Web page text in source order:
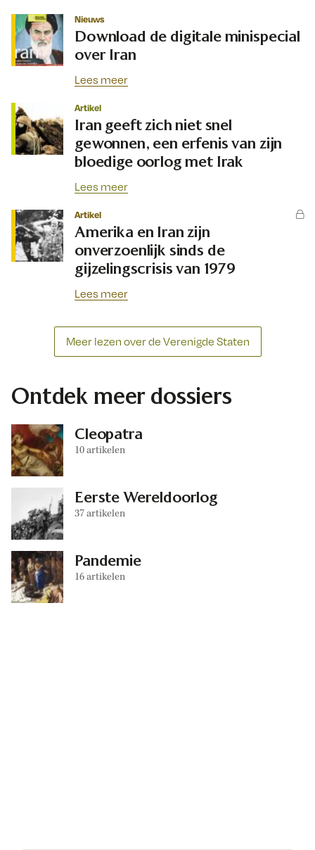
Nieuws
Download de digitale minispecial
over Iran
Lees meer
Artikel
Iran geeft zich niet snel
gewonnen, een erfenis van zijn
bloedige oorlog met Irak
Lees meer
Artikel
Amerika en Iran zijn
onverzoenlijk sinds de
gijzelingscrisis van 1979
Lees meer
Meer lezen over de Verenigde Staten
Ontdek meer dossiers
Cleopatra
10 artikelen
Eerste Wereldoorlog
37 artikelen
Pandemie
16 artikelen